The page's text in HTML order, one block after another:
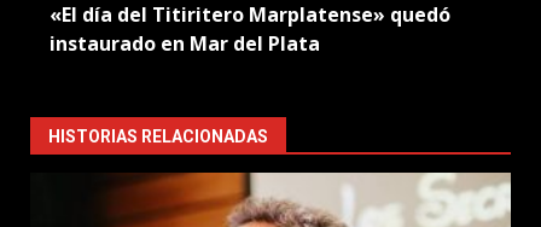
«El día del Titiritero Marplatense» quedó
instaurado en Mar del Plata
HISTORIAS RELACIONADAS